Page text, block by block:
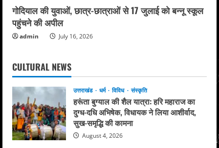
गोदियाल की युवाओं, छात्र-छात्राओं से 17 जुलाई को बन्नू स्कूल
पहुंचने की अपील
admin July 16, 2026
CULTURAL NEWS
उत्तराखंड धर्म विविध संस्कृति
हरूंता बुग्याल की शैल यात्रा: हरि महाराज का
दुग्ध-दधि अभिषेक, विधायक ने लिया आशीर्वाद,
सुख-समृद्धि की कामना
August 4, 2026